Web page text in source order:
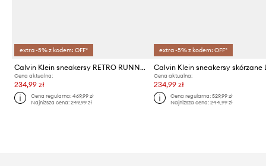
extra -5% z kodem: OFF*
Calvin Klein sneakersy RETRO RUNNER ESS LTH
Cena aktualna:
234,99 zł
Cena regularna:469,99 zł
Najniższa cena:249,99 zł
extra -5% z kodem: OFF*
Cena aktualna:
234,99 zł
Cena regularna: 529,99 zł
Najniższa cena: 244,99 zł